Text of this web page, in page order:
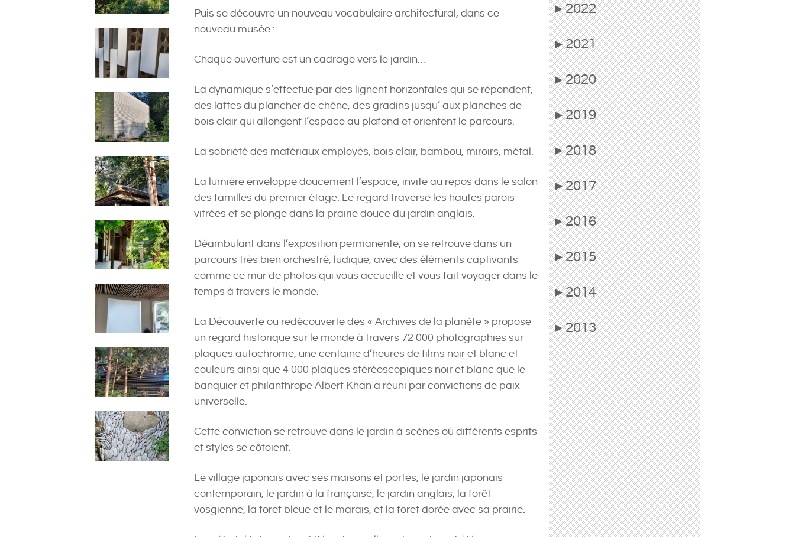
Puis se découvre un nouveau vocabulaire architectural, dans ce
nouveau musée :
Chaque ouverture est un cadrage vers le jardin…
La dynamique s’effectue par des lignent horizontales qui se répondent,
des lattes du plancher de chêne, des gradins jusqu’ aux planches de
bois clair qui allongent l’espace au plafond et orientent le parcours.
La sobriété des matériaux employés, bois clair, bambou, miroirs, métal.
La lumière enveloppe doucement l’espace, invite au repos dans le salon
des familles du premier étage. Le regard traverse les hautes parois
vitrées et se plonge dans la prairie douce du jardin anglais.
Déambulant dans l’exposition permanente, on se retrouve dans un
parcours très bien orchestré, ludique, avec des éléments captivants
comme ce mur de photos qui vous accueille et vous fait voyager dans le
temps à travers le monde.
La Découverte ou redécouverte des « Archives de la planète » propose
un regard historique sur le monde à travers 72 000 photographies sur
plaques autochrome, une centaine d’heures de films noir et blanc et
couleurs ainsi que 4 000 plaques stéréoscopiques noir et blanc que le
banquier et philanthrope Albert Khan a réuni par convictions de paix
universelle.
Cette conviction se retrouve dans le jardin à scènes où différents esprits
et styles se côtoient.
Le village japonais avec ses maisons et portes, le jardin japonais
contemporain, le jardin à la française, le jardin anglais, la forêt
vosgienne, la foret bleue et le marais, et la foret dorée avec sa prairie.
▶2022
▶2021
▶2020
▶2019
▶2018
▶2017
▶2016
▶2015
▶2014
▶2013